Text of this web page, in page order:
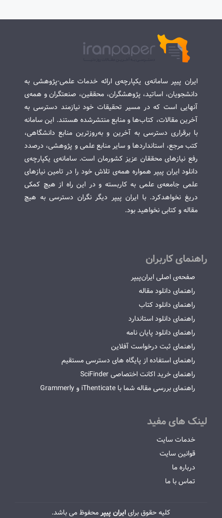
ایران پیپر سامانه‌ی یکپارچه‌ی ارائه خدمات علمی-پژوهشی به
دانشجویان، اساتید، پژوهشگران، محققین، صنعتگران و همه‌ی
آنهایی است که در مسیر تحقیقات خود نیازمند دسترسی به
آخرین مقالات، کتاب‌ها و منابع منتشرشده هستند. این سامانه
با برقراری دسترسی به آخرین و به‌روزترین منابع دانشگاهی،
کتب مرجع، استانداردها و سایر منابع علمی و پژوهشی، درصدد
رفع نیازهای محققان عزیز کشورمان است. سامانه‌ی یکپارچه‌ی
دانلود ایران پیپر همواره همه‌ی تلاش خود را در تامین نیازهای
علمی جامعه‌ی علمی به کاربسته و در این راه از هیچ کمکی
دریغ نخواهدکرد. با ایران پیپر دیگر نگران دسترسی به هیچ
مقاله و کتابی نخواهید بود.
راهنمای کاربران
صفحه‌ی اصلی ایران‌پیپر
راهنمای دانلود مقاله
راهنمای دانلود کتاب
راهنمای دانلود استاندارد
راهنمای دانلود پایان نامه
راهنمای ثبت درخواست آفلاین
راهنمای استفاده از پایگاه های دسترسی مستقیم
راهنمای خرید اکانت اختصاصی SciFinder
راهنمای بررسی مقاله شما با iThenticate و Grammerly
لینک های مفید
خدمات سایت
قوانین سایت
درباره ما
تماس با ما
کلیه حقوق برایایران پیپرمحفوظ می باشد.